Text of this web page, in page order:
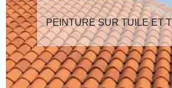
PEINTURE SUR TUILE ET